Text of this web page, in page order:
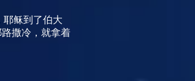
耶稣到了伯大
撒冷，就拿着